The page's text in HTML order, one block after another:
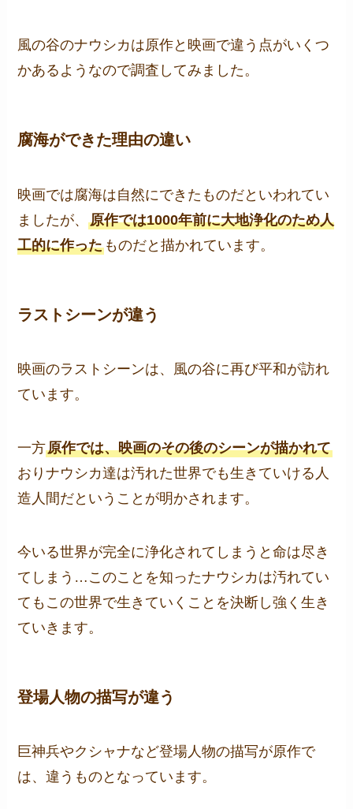
風の谷のナウシカは原作と映画で違う点がいくつ
かあるようなので調査してみました。
腐海ができた理由の違い
映画では腐海は自然にできたものだといわれてい
ましたが、原作では1000年前に大地浄化のため人
工的に作った ものだと描かれています。
ラストシーンが違う
映画のラストシーンは、風の谷に再び平和が訪れ
ています。
一方原作では、映画のその後のシーンが描かれて
おりナウシカ達は汚れた世界でも生きていける人
造人間だということが明かされます。
今いる世界が完全に浄化されてしまうと命は尽き
てしまう…このことを知ったナウシカは汚れてい
てもこの世界で生きていくことを決断し強く生き
ていきます。
登場人物の描写が違う
巨神兵やクシャナなど登場人物の描写が原作で
は、違うものとなっています。